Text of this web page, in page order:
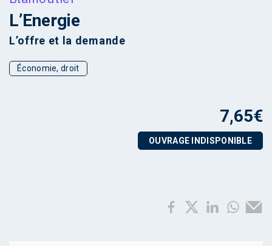
L’Energie
L’offre et la demande
Économie, droit
7,65€
OUVRAGE INDISPONIBLE